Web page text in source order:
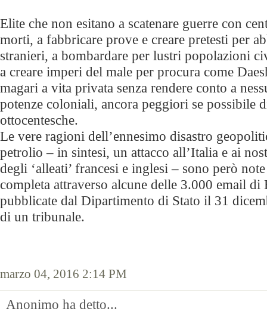
Elite che non esitano a scatenare guerre con
morti, a fabbricare prove e creare pretesti per
stranieri, a bombardare per lustri popolazioni
a creare imperi del male per procura come
magari a vita privata senza rendere conto a
potenze coloniali, ancora peggiori se possibile
ottocentesche.
Le vere ragioni dell’ennesimo disastro
petrolio – in sintesi, un attacco all’Italia e ai
degli ‘alleati’ francesi e inglesi – sono però
completa attraverso alcune delle 3.000 email
pubblicate dal Dipartimento di Stato il 31
di un tribunale.
marzo 04, 2016 2:14 PM
Anonimo ha detto...